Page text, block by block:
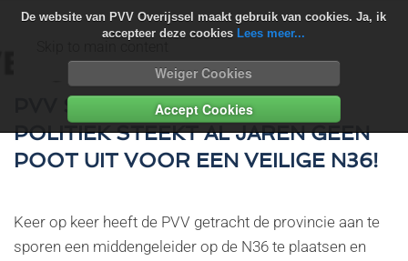
De website van PVV Overijssel maakt gebruik van cookies. Ja, ik
accepteer deze cookies Lees meer...
Weiger Cookies
Accept Cookies
Skip to main content
PVV STEUNT BLOKKADE N36:
POLITIEK STEEKT AL JAREN GEEN
POOT UIT VOOR EEN VEILIGE N36!
Keer op keer heeft de PVV getracht de provincie aan te
sporen een middengeleider op de N36 te plaatsen en